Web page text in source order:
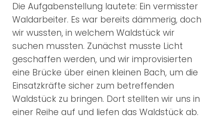
Die Aufgabenstellung lautete: Ein vermisster
Waldarbeiter. Es war bereits dämmerig, doch
wir wussten, in welchem Waldstück wir
suchen mussten. Zunächst musste Licht
geschaffen werden, und wir improvisierten
eine Brücke über einen kleinen Bach, um die
Einsatzkräfte sicher zum betreffenden
Waldstück zu bringen. Dort stellten wir uns in
einer Reihe auf und liefen das Waldstück ab.